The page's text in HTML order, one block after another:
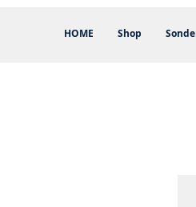
HOME Shop